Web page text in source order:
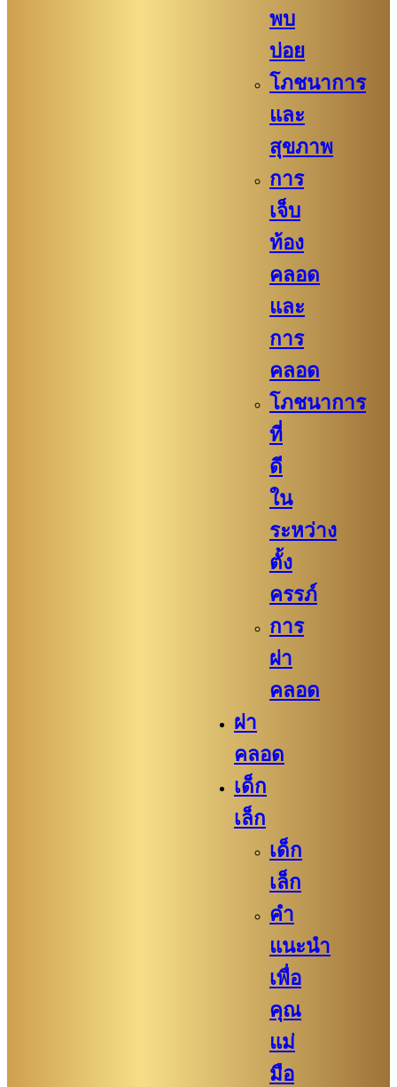
พบ
บ่อย
โภชนาการ
และ
สุขภาพ
การ
เจ็บ
ท้อง
คลอด
และ
การ
คลอด
โภชนาการ
ที่
ดี
ใน
ระหว่าง
ตั้ง
ครรภ์
การ
ผ่า
คลอด
ผ่า
คลอด
เด็ก
เล็ก
เด็ก
เล็ก
คำ
แนะนำ
เพื่อ
คุณ
แม่
มือ